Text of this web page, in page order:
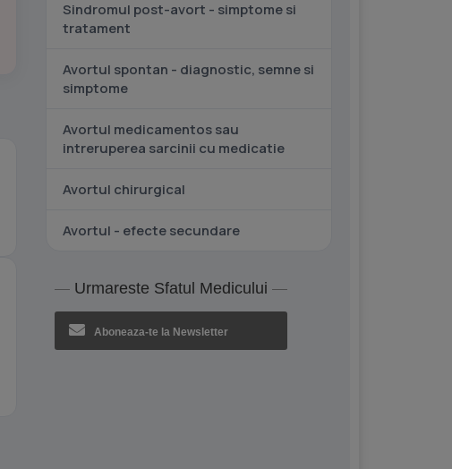
Sindromul post-avort - simptome si
tratament
Avortul spontan - diagnostic, semne si
simptome
Avortul medicamentos sau
intreruperea sarcinii cu medicatie
Avortul chirurgical
Avortul - efecte secundare
Urmareste Sfatul Medicului
Aboneaza-te la Newsletter